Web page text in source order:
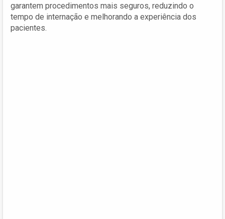
garantem procedimentos mais seguros, reduzindo o
tempo de internação e melhorando a experiência dos
pacientes.